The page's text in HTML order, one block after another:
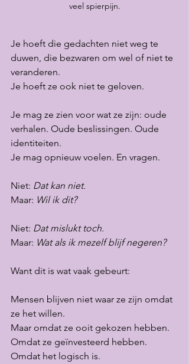
veel spierpijn.
Je hoeft die gedachten niet weg te
duwen, die bezwaren om wel of niet te
veranderen.
Je hoeft ze ook niet te geloven.
Je mag ze zien voor wat ze zijn: oude
verhalen. Oude beslissingen. Oude
identiteiten.
Je mag opnieuw voelen. En vragen.
Niet: Dat kan niet.
Maar: Wil ik dit?
Niet: Dat mislukt toch.
Maar: Wat als ik mezelf blijf negeren?
Want dit is wat vaak gebeurt:
Mensen blijven niet waar ze zijn omdat
ze het willen.
Maar omdat ze ooit gekozen hebben.
Omdat ze geïnvesteerd hebben.
Omdat het logisch is.